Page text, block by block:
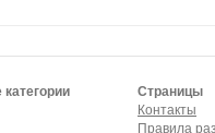
Страницы
Контакты
Правила